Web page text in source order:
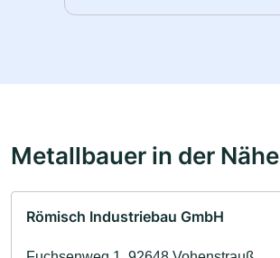
Metallbauer in der Nähe
Römisch Industriebau GmbH